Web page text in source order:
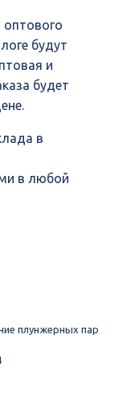
оптового
будут
и
будет
в
в любой
плунжерных пар